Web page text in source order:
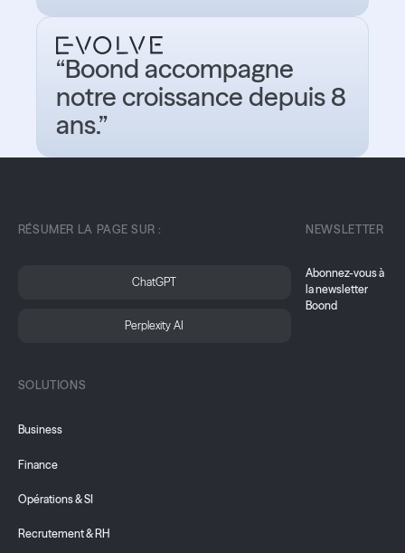
“Boond accompagne
notre croissance depuis 8
ans.”
RÉSUMER LA PAGE SUR :
ChatGPT
Perplexity AI
SOLUTIONS
Business
Finance
Opérations & SI
Recrutement & RH
NEWSLETTER
Abonnez-vous à
la newsletter
Boond